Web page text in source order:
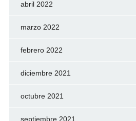
abril 2022
marzo 2022
febrero 2022
diciembre 2021
octubre 2021
septiembre 2021